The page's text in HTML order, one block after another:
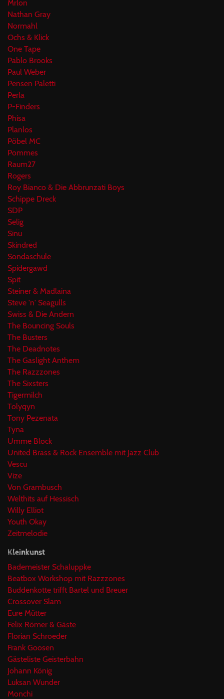
Mrlon
Nathan Gray
Normahl
Ochs & Klick
One Tape
Pablo Brooks
Paul Weber
Pensen Paletti
Perla
P-Finders
Phisa
Planlos
Pöbel MC
Pommes
Raum27
Rogers
Roy Bianco & Die Abbrunzati Boys
Schippe Dreck
SDP
Selig
Sinu
Skindred
Sondaschule
Spidergawd
Spit
Steiner & Madlaina
Steve 'n' Seagulls
Swiss & Die Andern
The Bouncing Souls
The Busters
The Deadnotes
The Gaslight Anthem
The Razzzones
The Sixsters
Tigermilch
Tolyqyn
Tony Pezenata
Tyna
Umme Block
United Brass & Rock Ensemble mit Jazz Club
Vescu
Vize
Von Grambusch
Welthits auf Hessisch
Willy Elliot
Youth Okay
Zeitmelodie
Kleinkunst
Bademeister Schaluppke
Beatbox Workshop mit Razzzones
Buddenkotte trifft Bartel und Breuer
Crossover Slam
Eure Mütter
Felix Römer & Gäste
Florian Schroeder
Frank Goosen
Gästeliste Geisterbahn
Johann König
Luksan Wunder
Monchi